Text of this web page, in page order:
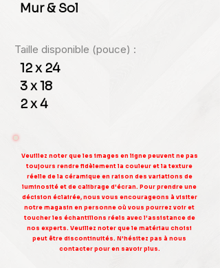
Mur & Sol
Taille disponible (pouce) :
12 x 24
3 x 18
2 x 4
Veuillez noter que les images en ligne peuvent ne pas
toujours rendre fidèlement la couleur et la texture
réelle de la céramique en raison des variations de
luminosité et de calibrage d'écran. Pour prendre une
décision éclairée, nous vous encourageons à visiter
notre magasin en personne où vous pourrez voir et
toucher les échantillons réels avec l'assistance de
nos experts. Veuillez noter que le matériau choisi
peut être discontinuités. N'hésitez pas à nous
contacter pour en savoir plus.